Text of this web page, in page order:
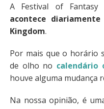
A Festival of
acontece
Kingdom.
Por mais que o horário
de olho no calendário
houve alguma mudança
Na nossa opinião, é